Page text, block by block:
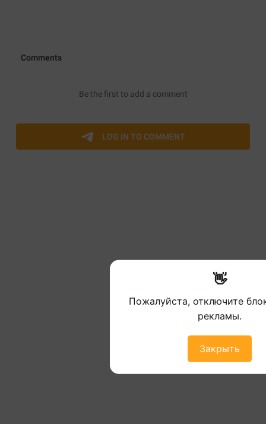
👋
Пожалуйста, отключите
рекламы.
Закрыть